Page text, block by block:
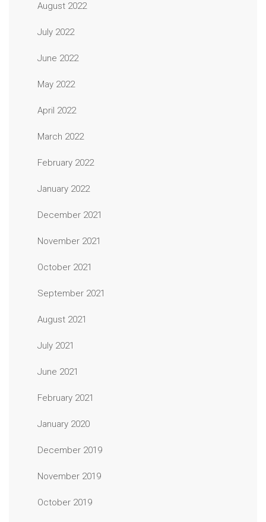
August 2022
July 2022
June 2022
May 2022
April 2022
March 2022
February 2022
January 2022
December 2021
November 2021
October 2021
September 2021
August 2021
July 2021
June 2021
February 2021
January 2020
December 2019
November 2019
October 2019